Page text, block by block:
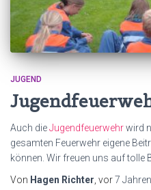
JUGEND
Auch dieJugendfeuerwehrwird
gesamten Feuerwehr eigene
können. Wir freuen uns auf tolle
Von Hagen Richter , vor7 Jahren